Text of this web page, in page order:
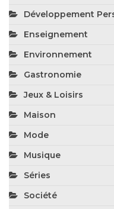
Développement
Enseignement
Environnement
Gastronomie
Jeux & Loisirs
Maison
Mode
Musique
Séries
Société